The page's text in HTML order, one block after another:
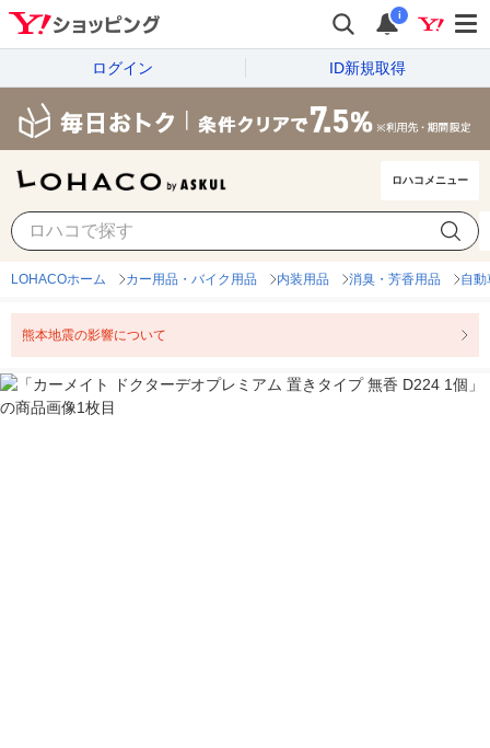
i
ログイン ID新規取得
ロハコメニュー
LOHACOホーム カー用品・バイク用品 内装用品 消臭・芳香用品 自
熊本地震の影響について